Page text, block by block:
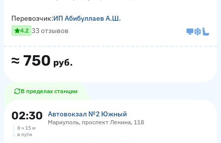
≈ 750 руб.
Перевозчик:ИП Абибуллаев А.Ш.
4.2 33 отзывов
В пределах станции
02:30 Автовокзал №2 Южный
Мариуполь, проспект Ленина, 118
8 ч 15 м
в пути